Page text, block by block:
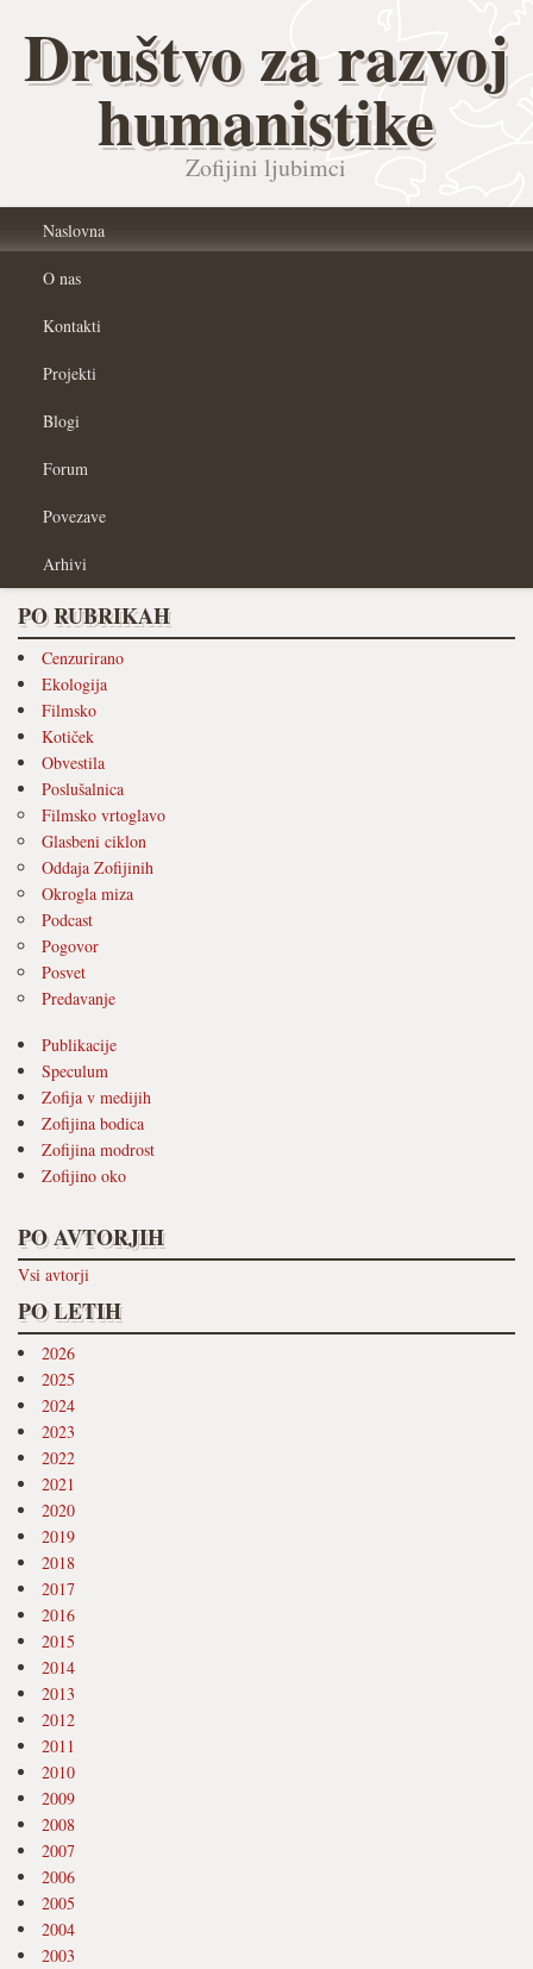
Društvo za razvoj
humanistike
Zofijini ljubimci
Naslovna
O nas
Kontakti
Projekti
Blogi
Forum
Povezave
Arhivi
PO RUBRIKAH
Cenzurirano
Ekologija
Filmsko
Kotiček
Obvestila
Poslušalnica
Filmsko vrtoglavo
Glasbeni ciklon
Oddaja Zofijinih
Okrogla miza
Podcast
Pogovor
Posvet
Predavanje
Publikacije
Speculum
Zofija v medijih
Zofijina bodica
Zofijina modrost
Zofijino oko
PO AVTORJIH
Vsi avtorji
PO LETIH
2026
2025
2024
2023
2022
2021
2020
2019
2018
2017
2016
2015
2014
2013
2012
2011
2010
2009
2008
2007
2006
2005
2004
2003